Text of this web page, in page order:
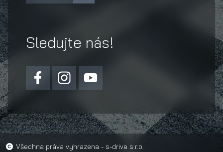
Sledujte nás!
Všechna práva vyhrazena - s-drive s.r.o.